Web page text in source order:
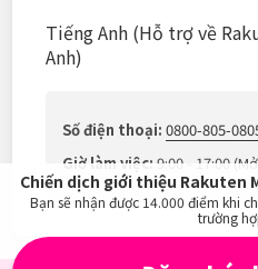
Tiếng Anh (Hỗ trợ về
Anh)
Số điện thoại:0800-805-
Giờ làm việc:9:00 - 17:00
Chiến dịch giới thiệu Rakuten
Bạn sẽ nhận được 14.000 điểm khi
trường